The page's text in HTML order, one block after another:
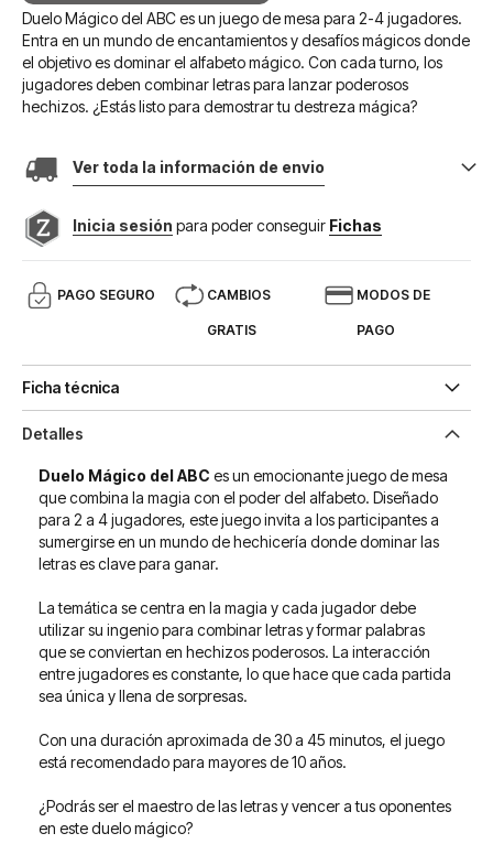
Duelo Mágico del ABC es un juego de mesa para 2-4 jugadores.
Entra en un mundo de encantamientos y desafíos mágicos donde
el objetivo es dominar el alfabeto mágico. Con cada turno, los
jugadores deben combinar letras para lanzar poderosos
hechizos. ¿Estás listo para demostrar tu destreza mágica?
Ver toda la información de envio
Inicia sesión para poder conseguir Fichas
PAGO SEGURO CAMBIOS
GRATIS
MODOS DE
PAGO
Ficha técnica
Detalles
Duelo Mágico del ABC es un emocionante juego de mesa
que combina la magia con el poder del alfabeto. Diseñado
para 2 a 4 jugadores, este juego invita a los participantes a
sumergirse en un mundo de hechicería donde dominar las
letras es clave para ganar.
La temática se centra en la magia y cada jugador debe
utilizar su ingenio para combinar letras y formar palabras
que se conviertan en hechizos poderosos. La interacción
entre jugadores es constante, lo que hace que cada partida
sea única y llena de sorpresas.
Con una duración aproximada de 30 a 45 minutos, el juego
está recomendado para mayores de 10 años.
¿Podrás ser el maestro de las letras y vencer a tus oponentes
en este duelo mágico?